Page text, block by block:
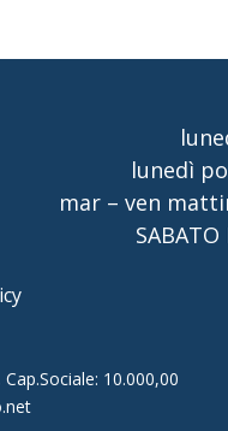
lunedì
mar – ven
10.000,00